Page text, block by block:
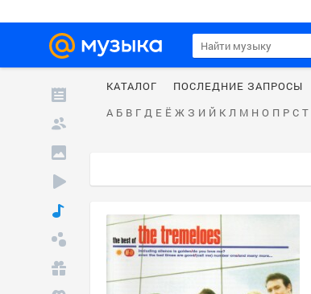
КАТАЛОГ
ПОСЛЕДНИЕ ЗАПРОСЫ
А Б В Г Д Е Ё Ж З И Й К Л М Н О П Р С Т